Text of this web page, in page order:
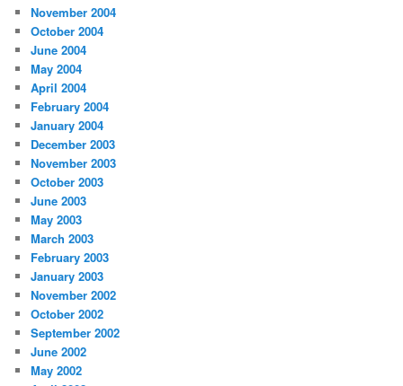
November 2004
October 2004
June 2004
May 2004
April 2004
February 2004
January 2004
December 2003
November 2003
October 2003
June 2003
May 2003
March 2003
February 2003
January 2003
November 2002
October 2002
September 2002
June 2002
May 2002